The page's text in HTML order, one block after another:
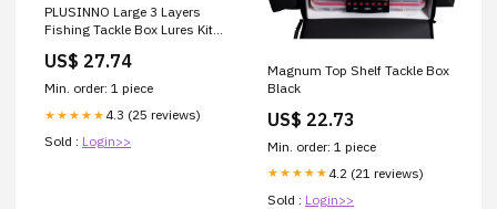
PLUSINNO Large 3 Layers
Fishing Tackle Box Lures Kit
US$ 27.74
Min. order: 1 piece
★★★★★ 4.3 (25 reviews)
Sold : Login>>
Magnum Top Shelf Tackle Box
Black
US$ 22.73
Min. order: 1 piece
★★★★★ 4.2 (21 reviews)
Sold : Login>>